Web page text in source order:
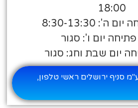
18:00
8:30-13:30
יום ו': סגור
יום שבת וחג: סגור
סניף ירושלים ראשי טלפון,